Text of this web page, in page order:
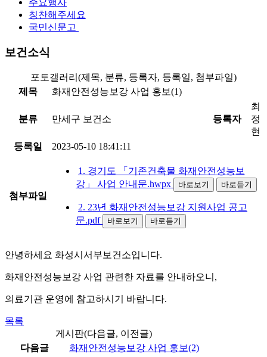
칭찬해주세요
국민신문고
보건소식
포토갤러리(제목, 분류, 등록자, 등록일, 첨부파일)
제목
화재안전성능보강 사업 홍보(1)
분류 만세구 보건소 등록자
최
정
현
등록일
2023-05-10 18:41:11
첨부파일
1. 경기도 「기존건축물 화재안전성능보
강」 사업 안내문.hwpx
바로보기 바로듣기
2. 23년 화재안전성능보강 지원사업 공고
문.pdf
바로보기 바로듣기
안녕하세요 화성시서부보건소입니다.
화재안전성능보강 사업 관련한 자료를 안내하오니,
의료기관 운영에 참고하시기 바랍니다.
목록
게시판(다음글, 이전글)
다음글
화재안전성능보강 사업 홍보(2)